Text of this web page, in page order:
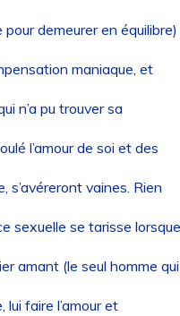
demeurer en équilibre)
maniaque, et
n’a pu trouver sa
l’amour de soi et des
s’avéreront vaines. Rien
sexuelle se tarisse lorsque
amant (le seul homme qui
lui faire l’amour et